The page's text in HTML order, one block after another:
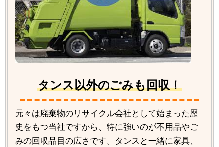
タンス以外のごみも回収！
元々は廃棄物のリサイクル会社として始まった歴
史をもつ当社ですから、特に強いのが不用品やご
みの回収品目の広さです。タンスと一緒に家具、